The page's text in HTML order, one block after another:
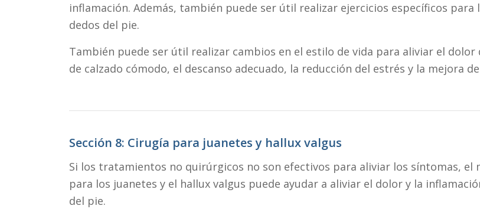
inflamación. Además, también puede ser útil realizar ejercicios específicos
dedos del pie.
También puede ser útil realizar cambios en el estilo de vida para aliviar el dolor
de calzado cómodo, el descanso adecuado, la reducción del estrés y la mejora
Sección 8: Cirugía para juanetes y hallux valgus
Si los tratamientos no quirúrgicos no son efectivos para aliviar los síntomas, el
para los juanetes y el hallux valgus puede ayudar a aliviar el dolor y la
del pie.